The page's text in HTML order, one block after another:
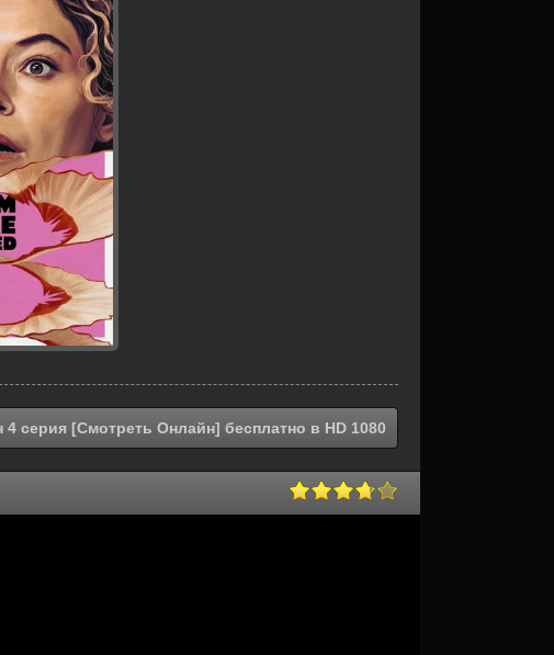
серия [Смотреть Онлайн] бесплатно в HD 1080